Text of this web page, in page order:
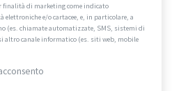
finalità di marketing come indicato
e/o cartacee, e, in particolare, a
(es. chiamate automatizzate, SMS, sistemi di
altro canale informatico (es. siti web, mobile